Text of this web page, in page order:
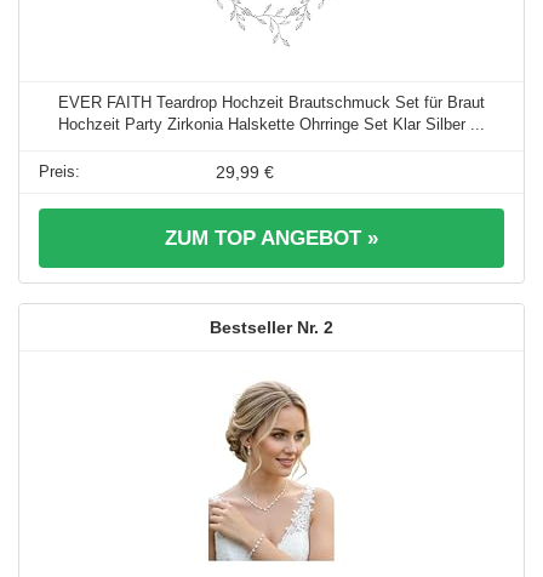
EVER FAITH Teardrop Hochzeit Brautschmuck Set für Braut
Hochzeit Party Zirkonia Halskette Ohrringe Set Klar Silber ...
29,99 €
ZUM TOP ANGEBOT »
2